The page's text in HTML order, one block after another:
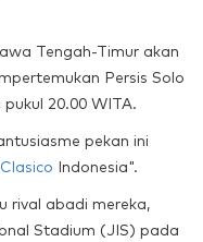
Tengah-Timur akan
Persis Solo
20.00 WITA.
pekan ini
Indonesia".
rival abadi mereka,
Stadium (JIS) pada